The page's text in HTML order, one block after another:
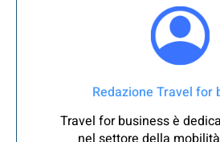
Redazione Travel for
Travel for business è